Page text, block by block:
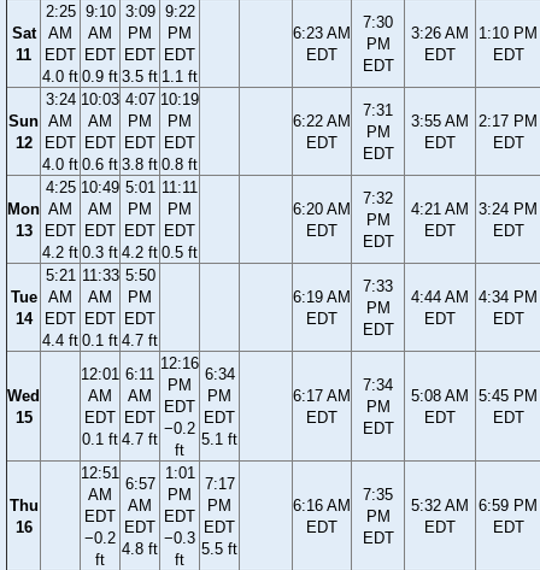
Sat
11
2:25
AM
EDT
4.0 ft
9:10
AM
EDT
0.9 ft
3:09
PM
EDT
3.5 ft
9:22
PM
EDT
1.1 ft
6:23 AM
EDT
7:30
PM
EDT
3:26 AM
EDT
1:10 PM
EDT
Sun
12
3:24
AM
EDT
4.0 ft
10:03
AM
EDT
0.6 ft
4:07
PM
EDT
3.8 ft
10:19
PM
EDT
0.8 ft
6:22 AM
EDT
7:31
PM
EDT
3:55 AM
EDT
2:17 PM
EDT
Mon
13
4:25
AM
EDT
4.2 ft
10:49
AM
EDT
0.3 ft
5:01
PM
EDT
4.2 ft
11:11
PM
EDT
0.5 ft
6:20 AM
EDT
7:32
PM
EDT
4:21 AM
EDT
3:24 PM
EDT
Tue
14
5:21
AM
EDT
4.4 ft
11:33
AM
EDT
0.1 ft
5:50
PM
EDT
4.7 ft
6:19 AM
EDT
7:33
PM
EDT
4:44 AM
EDT
4:34 PM
EDT
Wed
15
12:01
AM
EDT
0.1 ft
6:11
AM
EDT
4.7 ft
12:16
PM
EDT
−0.2
ft
6:34
PM
EDT
5.1 ft
6:17 AM
EDT
7:34
PM
EDT
5:08 AM
EDT
5:45 PM
EDT
Thu
16
12:51
AM
EDT
−0.2
ft
6:57
AM
EDT
4.8 ft
1:01
PM
EDT
−0.3
ft
7:17
PM
EDT
5.5 ft
6:16 AM
EDT
7:35
PM
EDT
5:32 AM
EDT
6:59 PM
EDT